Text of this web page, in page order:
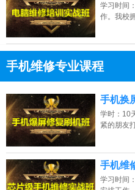
学习时间
作。我校
手机维修专业课程
点击免费咨询电话：手机换
学时：10
紧的朋友
手机维
学习时间